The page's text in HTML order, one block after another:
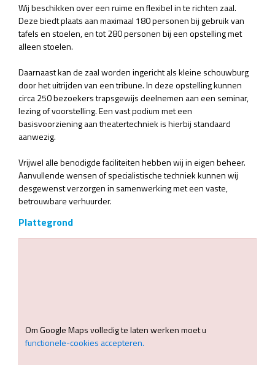
Wij beschikken over een ruime en flexibel in te richten zaal.
Deze biedt plaats aan maximaal 180 personen bij gebruik van
tafels en stoelen, en tot 280 personen bij een opstelling met
alleen stoelen.
Daarnaast kan de zaal worden ingericht als kleine schouwburg
door het uitrijden van een tribune. In deze opstelling kunnen
circa 250 bezoekers trapsgewijs deelnemen aan een seminar,
lezing of voorstelling. Een vast podium met een
basisvoorziening aan theatertechniek is hierbij standaard
aanwezig.
Vrijwel alle benodigde faciliteiten hebben wij in eigen beheer.
Aanvullende wensen of specialistische techniek kunnen wij
desgewenst verzorgen in samenwerking met een vaste,
betrouwbare verhuurder.
Plattegrond
Om Google Maps volledig te laten werken moet u
functionele-cookies accepteren.